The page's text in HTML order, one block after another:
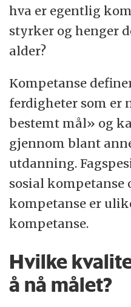
hva er egentlig
styrker og henger
alder?
Kompetanse
ferdigheter som er
bestemt mål» og
gjennom blant
utdanning.
sosial kompetanse
kompetanse er
kompetanse.
Hvilke
å nå målet?